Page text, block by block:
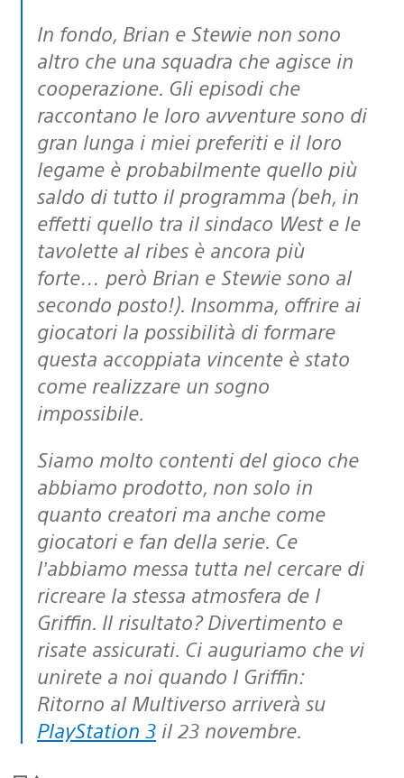
In fondo, Brian e Stewie non sono
altro che una squadra che agisce in
cooperazione. Gli episodi che
raccontano le loro avventure sono di
gran lunga i miei preferiti e il loro
legame è probabilmente quello più
saldo di tutto il programma (beh, in
effetti quello tra il sindaco West e le
tavolette al ribes è ancora più
forte… però Brian e Stewie sono al
secondo posto!). Insomma, offrire ai
giocatori la possibilità di formare
questa accoppiata vincente è stato
come realizzare un sogno
impossibile.
Siamo molto contenti del gioco che
abbiamo prodotto, non solo in
quanto creatori ma anche come
giocatori e fan della serie. Ce
l’abbiamo messa tutta nel cercare di
ricreare la stessa atmosfera de I
Griffin. Il risultato? Divertimento e
risate assicurati. Ci auguriamo che vi
unirete a noi quando I Griffin:
Ritorno al Multiverso arriverà su
PlayStation 3 il 23 novembre.